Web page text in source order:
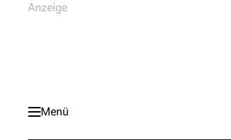
Menü